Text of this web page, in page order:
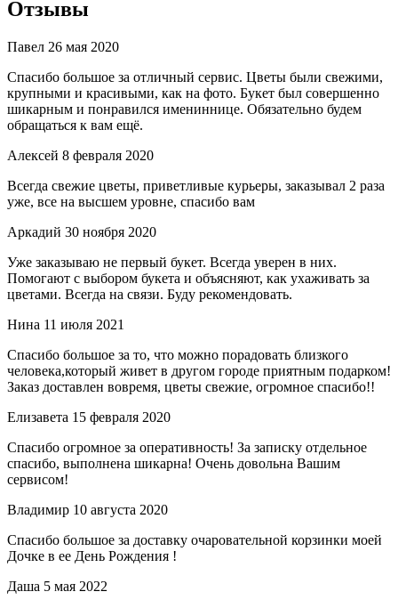
Отзывы
Павел 26 мая 2020
Спасибо большое за отличный сервис. Цветы были свежими,
крупными и красивыми, как на фото. Букет был совершенно
шикарным и понравился имениннице. Обязательно будем
обращаться к вам ещё.
Алексей 8 февраля 2020
Всегда свежие цветы, приветливые курьеры, заказывал 2 раза
уже, все на высшем уровне, спасибо вам
Аркадий 30 ноября 2020
Уже заказываю не первый букет. Всегда уверен в них.
Помогают с выбором букета и объясняют, как ухаживать за
цветами. Всегда на связи. Буду рекомендовать.
Нина 11 июля 2021
Спасибо большое за то, что можно порадовать близкого
человека,который живет в другом городе приятным подарком!
Заказ доставлен вовремя, цветы свежие, огромное спасибо!!
Елизавета 15 февраля 2020
Спасибо огромное за оперативность! За записку отдельное
спасибо, выполнена шикарна! Очень довольна Вашим
сервисом!
Владимир 10 августа 2020
Спасибо большое за доставку очаровательной корзинки моей
Дочке в ее День Рождения !
Даша 5 мая 2022